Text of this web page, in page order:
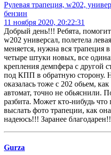
Рулевая трапеция, w202,
бензин
11 ноября 2020, 20:22:31
Добрый день!!! Ребята,
w202 универсал, полетела
меняется, нужна вся
четыре штуки новых, все
крепления демпфера с другой
под КПП в обратную сторону.
оказалась тоже с 202 обьем,
автомат, точно не обьяснили.
разбита. Может кто-нибудь что
выслать фото трапеции, как
надеюсь!!! Заранее
Gurza